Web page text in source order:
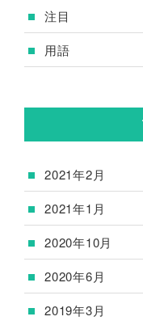
注目
用語
2021年2月
2021年1月
2020年10月
2020年6月
2019年3月